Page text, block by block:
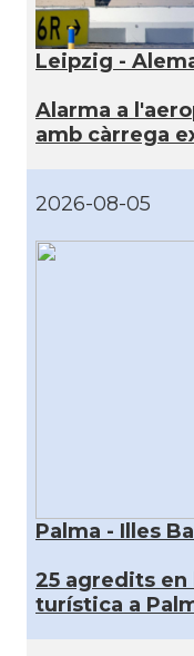
Leipzig -
Alarma a
amb càrrega
2026-08-05
Palma - Illes
25 agredits
turística a